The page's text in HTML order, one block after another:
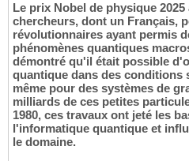
Le prix Nobel de physique
chercheurs, dont un Français,
révolutionnaires ayant permis
phénomènes quantiques
démontré qu'il était possible
quantique dans des conditions
même pour des systèmes de
milliards de ces petites
1980, ces travaux ont jeté les
l'informatique quantique et
le domaine.